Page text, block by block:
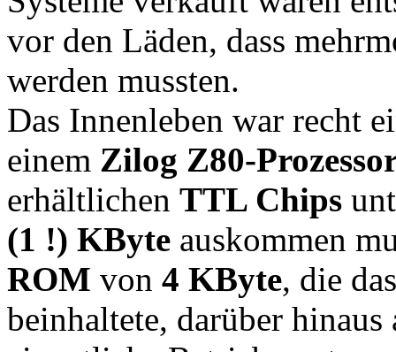
vor den Läden, dass
werden mussten.
Das Innenleben war recht
einem Zilog Z80-
erhältlichen TTL Chips
(1 !) KByte auskommen
ROM von 4 KByte, die
beinhaltete, darüber